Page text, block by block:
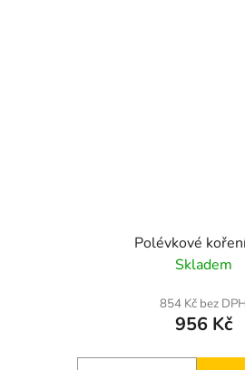
Polévkové
Skladem
854 Kč bez DPH
956 Kč